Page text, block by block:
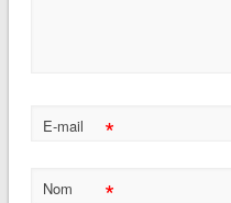
E-mail *
Nom *